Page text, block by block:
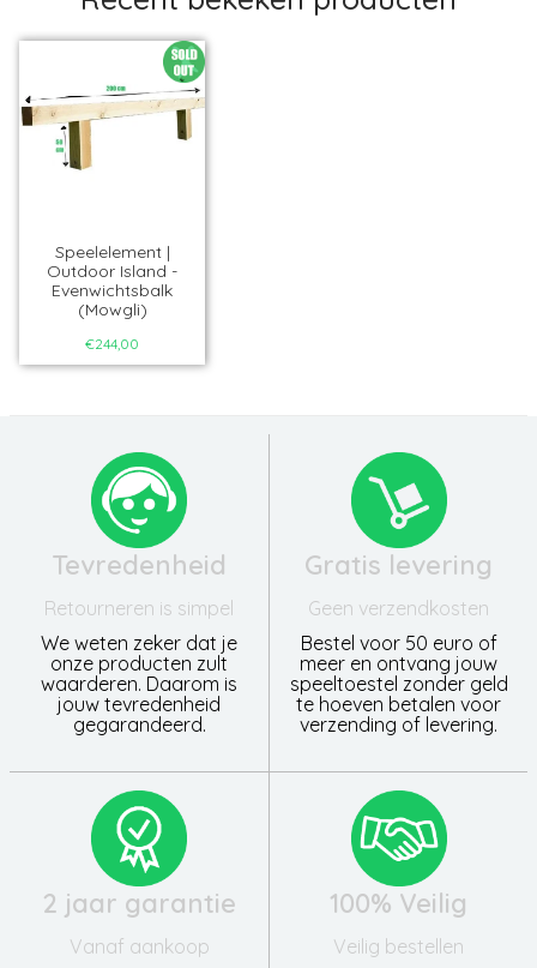
Speelelement |
Outdoor Island -
Evenwichtsbalk
(Mowgli)
€244,00
Tevredenheid
Retourneren is simpel
We weten zeker dat je
onze producten zult
waarderen. Daarom is
jouw tevredenheid
gegarandeerd.
Gratis levering
Geen verzendkosten
Bestel voor 50 euro of
meer en ontvang jouw
speeltoestel zonder geld
te hoeven betalen voor
verzending of levering.
2 jaar garantie
Vanaf aankoop
100% Veilig
Veilig bestellen